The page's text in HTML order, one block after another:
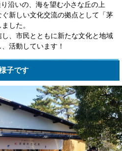
沿いの、海を望む小さな丘の上
新しい文化交流の拠点として「茅
した。
、市民とともに新たな文化と地域
活動しています！
子です